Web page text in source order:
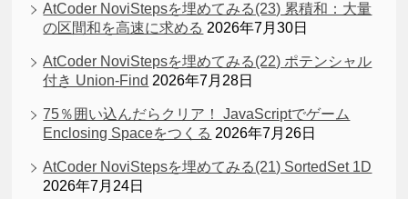
AtCoder NoviStepsを埋めてみる(23) 累積和：大量
の区間和を高速に求める 2026年7月30日
AtCoder NoviStepsを埋めてみる(22) ポテンシャル
付き Union-Find 2026年7月28日
75％囲い込んだらクリア！ JavaScriptでゲーム
Enclosing Spaceをつくる 2026年7月26日
AtCoder NoviStepsを埋めてみる(21) SortedSet 1D
2026年7月24日